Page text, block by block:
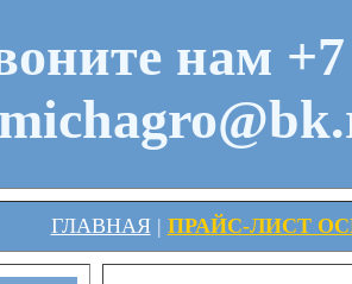
нам
ГЛАВНАЯ| ПРАЙС-ЛИСТ